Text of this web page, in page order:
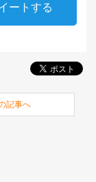
ートする
記事へ